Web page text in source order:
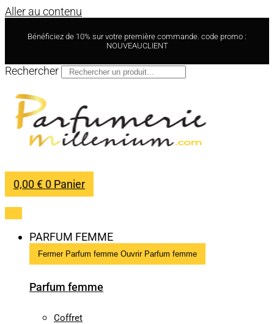
Aller au contenu
Bénéficiez de 10% sur votre première commande. code promo :
NOUVEAUCLIENT
Rechercher
0,00€ 0 Panier
PARFUM FEMME
Fermer Parfum femme Ouvrir Parfum femme
Parfum femme
Coffret